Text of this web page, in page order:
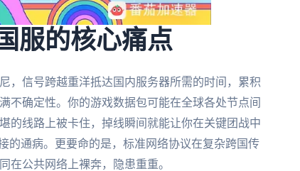
服的核心痛点
，信号跨越重洋抵达国内服务器所需的时间，累积
不确定性。你的游戏数据包可能在全球各处节点间
的线路上被卡住，掉线瞬间就能让你在关键团战中
的通病。更要命的是，标准网络协议在复杂跨国传
在公共网络上裸奔，隐患重重。